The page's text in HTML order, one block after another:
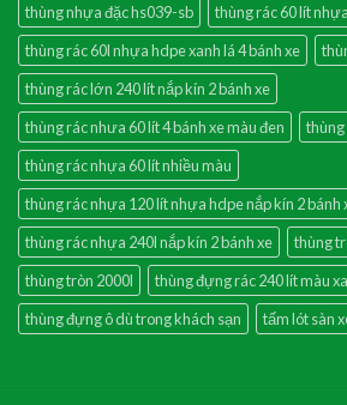
thùng nhựa đặc hs039-sb
thùng rác 60 lít
thùng rác 60l nhựa hdpe xanh lá 4 bánh xe
thùng rác lớn 240 lít nắp kín 2 bánh xe
thùng rác nhưa 60 lít 4 bánh xe màu đen
thùng
thùng rác nhựa 60 lít nhiều màu
thùng rác nhựa 120 lít nhựa hdpe nắp kín 2 bánh
thùng rác nhựa 240l nắp kín 2 bánh xe
thùng
thùng tròn 2000l
thùng đựng rác 240 lít màu
thùng đựng ô dù trong khách sạn
tấm lót sàn